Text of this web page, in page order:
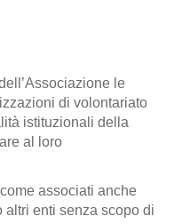
le
di volontariato
istituzionali della
al loro
associati anche
altri enti senza scopo di